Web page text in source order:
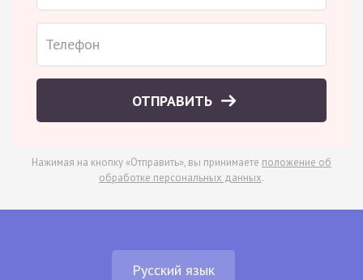
ОТПРАВИТЬ
Нажимая на кнопку «Отправить», вы принимаете положение об
обработке персональных данных.
Русский язык